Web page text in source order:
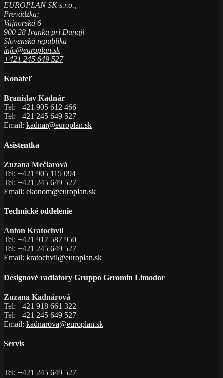
EUROPLAN SK s.r.o.,
Prevádzka:
Vajnorská 6
900 28 Ivanka pri Dunaji
Slovenská republika
info@europlan.sk
+421 245 649 527
Konateľ
Branislav Kadnár
Tel: +421 905 612 466
Tel: +421 245 649 527
Email: kadnar@europlan.sk
Asistentka
Zuzana Mečiarová
Tel: +421 905 115 094
Tel: +421 245 649 527
Email: ekonom@europlan.sk
Technické oddelenie
Anton Kratochvíl
Tel: +421 917 587 950
Tel: +421 245 649 527
Email: kratochvil@europlan.sk
Designové radiátory Gruppo Geromin Limodor
Zuzana Kadnárová
Tel: +421 918 661 322
Tel: +421 245 649 527
Email: kadnarova@europlan.sk
Servis
Tel: +421 245 649 527